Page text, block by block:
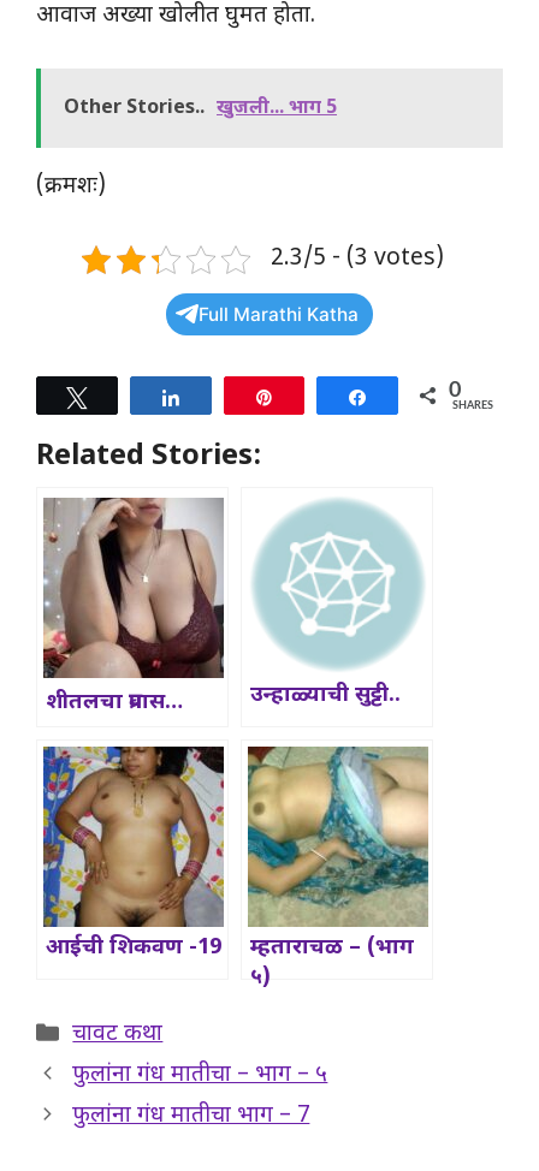
आवाज अख्या खोलीत घुमत होता.
Other Stories.. खुजली... भाग 5
(क्रमशः)
2.3/5 - (3 votes)
Full Marathi Katha
Share 0
SHARES
Related Stories:
शीतलचा प्रवास… उन्हाळ्याची सुट्टी..
आईची शिकवण -19
म्हताराचळ – (भाग
५)
Categories
चावट कथा
फुलांना गंध मातीचा – भाग – ५
फुलांना गंध मातीचा भाग – 7